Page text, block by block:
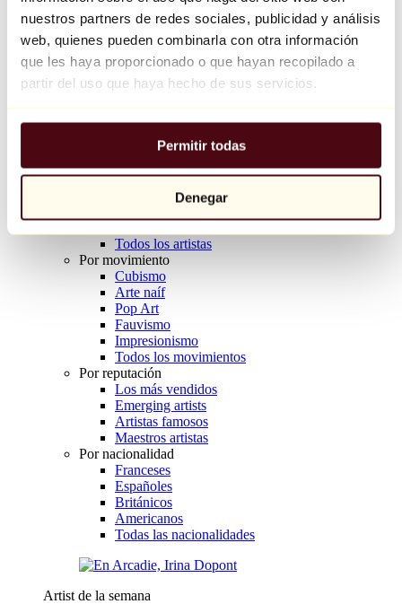
nuestros partners de redes sociales, publicidad y análisis
web, quienes pueden combinarla con otra información
que les haya proporcionado o que hayan recopilado a
partir del uso que haya hecho de sus servicios.
Permitir todas
Denegar
Balloon Dog (Orange)
Jeff Koons
10.000 €
Explorar
Todos los escultores
Todos los fotógrafos
Todos los artistas
Por movimiento
Cubismo
Arte naíf
Pop Art
Fauvismo
Impresionismo
Todos los movimientos
Por reputación
Los más vendidos
Emerging artists
Artistas famosos
Maestros artistas
Por nacionalidad
Franceses
Españoles
Británicos
Americanos
Todas las nacionalidades
Artist de la semana